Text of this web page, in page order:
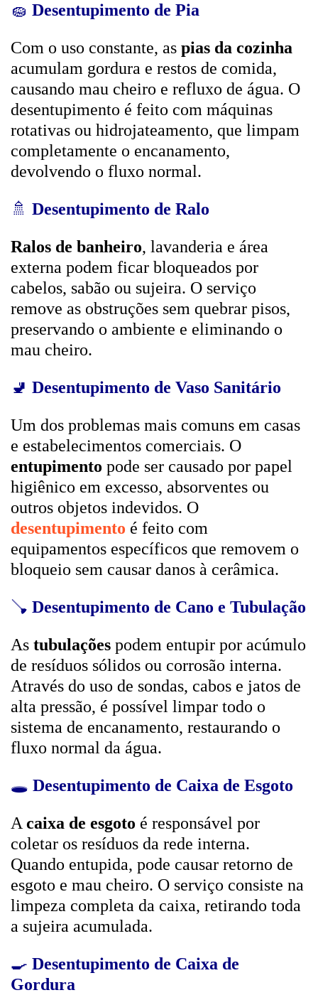
🧽 Desentupimento de Pia
Com o uso constante, as pias da cozinha
acumulam gordura e restos de comida,
causando mau cheiro e refluxo de água. O
desentupimento é feito com máquinas
rotativas ou hidrojateamento, que limpam
completamente o encanamento,
devolvendo o fluxo normal.
🚿 Desentupimento de Ralo
Ralos de banheiro, lavanderia e área
externa podem ficar bloqueados por
cabelos, sabão ou sujeira. O serviço
remove as obstruções sem quebrar pisos,
preservando o ambiente e eliminando o
mau cheiro.
🚽 Desentupimento de Vaso Sanitário
Um dos problemas mais comuns em casas
e estabelecimentos comerciais. O
entupimento pode ser causado por papel
higiênico em excesso, absorventes ou
outros objetos indevidos. O
desentupimento é feito com
equipamentos específicos que removem o
bloqueio sem causar danos à cerâmica.
🪠 Desentupimento de Cano e Tubulação
As tubulações podem entupir por acúmulo
de resíduos sólidos ou corrosão interna.
Através do uso de sondas, cabos e jatos de
alta pressão, é possível limpar todo o
sistema de encanamento, restaurando o
fluxo normal da água.
🕳️ Desentupimento de Caixa de Esgoto
A caixa de esgoto é responsável por
coletar os resíduos da rede interna.
Quando entupida, pode causar retorno de
esgoto e mau cheiro. O serviço consiste na
limpeza completa da caixa, retirando toda
a sujeira acumulada.
🍳 Desentupimento de Caixa de
Gordura